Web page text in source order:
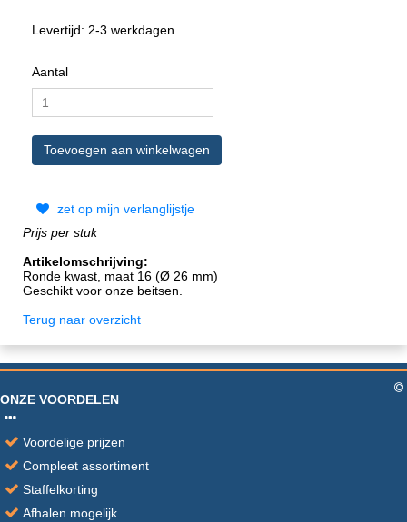
Levertijd: 2-3 werkdagen
Aantal
zet op mijn verlanglijstje
Prijs per stuk
Artikelomschrijving:
Ronde kwast, maat 16 (Ø 26 mm)
Geschikt voor onze beitsen.
Terug naar overzicht
ONZE VOORDELEN
Voordelige prijzen
Compleet assortiment
Staffelkorting
Afhalen mogelijk